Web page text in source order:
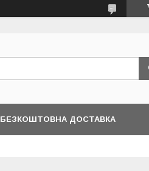
БЕЗКОШТОВНА ДОСТАВКА